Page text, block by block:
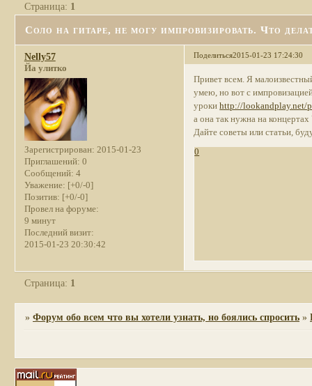
Соло на гитаре, не могу импровизировать. Что
Страница: 1
Поделиться2015-01-23 17:24:30
Nelly57
Йа улитко
Зарегистрирован: 2015-01-23
Приглашений: 0
Сообщений: 4
Уважение: [+0/-0]
Позитив: [+0/-0]
Провел на форуме:
9 минут
Последний визит:
2015-01-23 20:30:42
Привет всем. Я
умею, но вот с
урокиhttp://lookandplay.net/
а она так нужна на
Дайте советы или статьи,
0
Страница: 1
»Форум обо всем что вы хотели узнать, но боялись спросить »